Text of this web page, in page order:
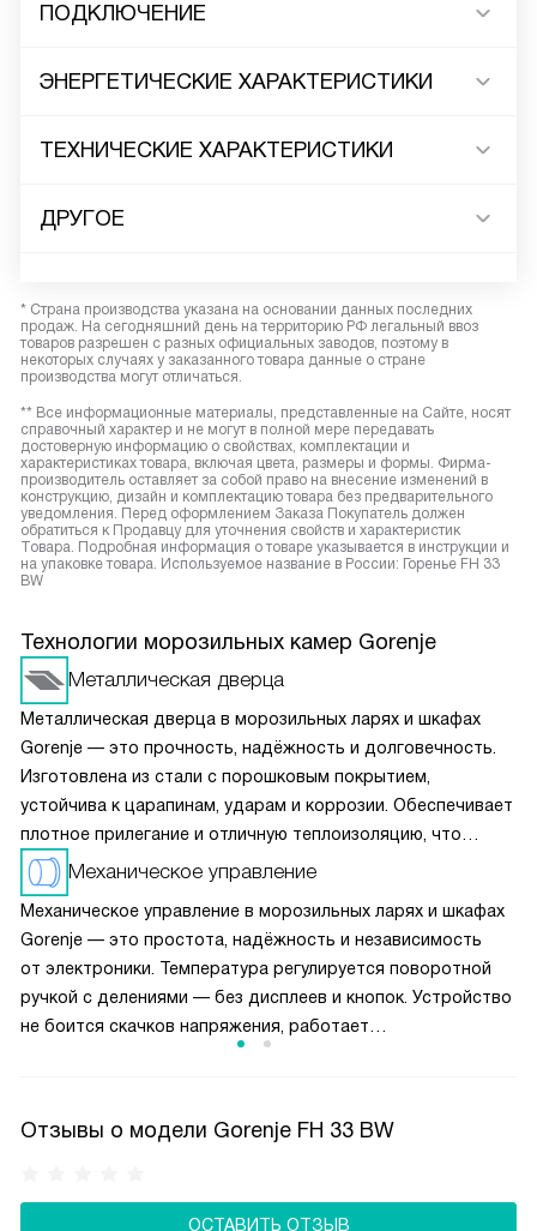
ПОДКЛЮЧЕНИЕ
ЭНЕРГЕТИЧЕСКИЕ ХАРАКТЕРИСТИКИ
ТЕХНИЧЕСКИЕ ХАРАКТЕРИСТИКИ
ДРУГОЕ
* Страна производства указана на основании данных последних
продаж. На сегодняшний день на территорию РФ легальный ввоз
товаров разрешен с разных официальных заводов, поэтому в
некоторых случаях у заказанного товара данные о стране
производства могут отличаться.
** Все информационные материалы, представленные на Сайте, носят
справочный характер и не могут в полной мере передавать
достоверную информацию о свойствах, комплектации и
характеристиках товара, включая цвета, размеры и формы. Фирма-
производитель оставляет за собой право на внесение изменений в
конструкцию, дизайн и комплектацию товара без предварительного
уведомления. Перед оформлением Заказа Покупатель должен
обратиться к Продавцу для уточнения свойств и характеристик
Товара. Подробная информация о товаре указывается в инструкции и
на упаковке товара. Используемое название в России: Горенье FH 33
BW
Технологии морозильных камер Gorenje
Металлическая дверца
Металлическая дверца в морозильных ларях и шкафах
Gorenje — это прочность, надёжность и долговечность.
Изготовлена из стали с порошковым покрытием,
устойчива к царапинам, ударам и коррозии. Обеспечивает
плотное прилегание и отличную теплоизоляцию, что
снижает энергопотребление. В ларях дверца часто
с газлифтом — открывается плавно и фиксируется
в верхнем положении. В шкафах — оснащена удобной
ручкой и надёжными петлями. Легко моется, не впитывает
запахи. Подходит для гаража, подвала, дачи —
выдерживает перепады температур и влажности.
Механическое управление
Механическое управление в морозильных ларях и шкафах
Gorenje — это простота, надёжность и независимость
от электроники. Температура регулируется поворотной
ручкой с делениями — без дисплеев и кнопок. Устройство
не боится скачков напряжения, работает
Энергопотребление ниже, чем у моделей с электроникой.
температуру автоматически.
Отзывы о модели Gorenje FH 33 BW
ОСТАВИТЬ ОТЗЫВ